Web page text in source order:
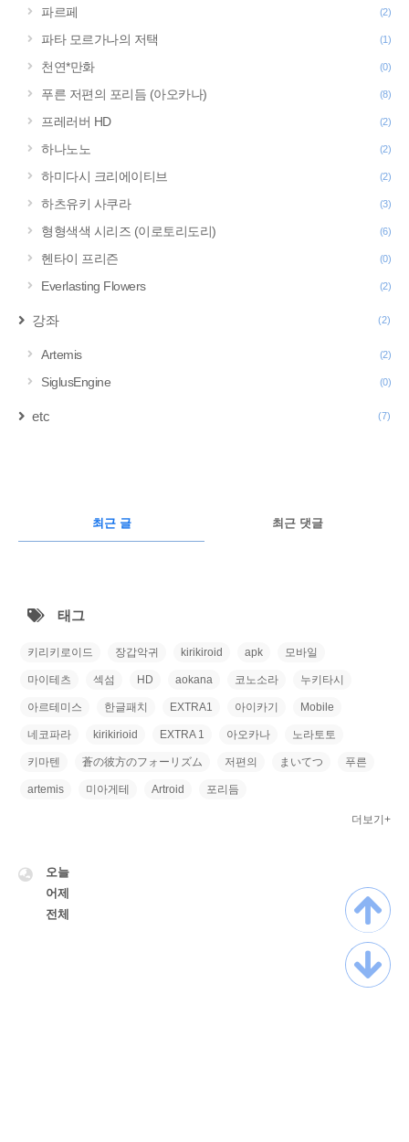
파르페 (2)
파타 모르가나의 저택 (1)
천연*만화 (0)
푸른 저편의 포리듬 (아오카나) (8)
프레러버 HD (2)
하나노노 (2)
하미다시 크리에이티브 (2)
하츠유키 사쿠라 (3)
형형색색 시리즈 (이로토리도리) (6)
헨타이 프리즌 (0)
Everlasting Flowers (2)
강좌 (2)
Artemis (2)
SiglusEngine (0)
etc (7)
최근 글 최근 댓글
글
태그
키리키로이드 장갑악귀 kirikiroid apk 모바일
마이테츠 섹섬 HD aokana 코노소라 누키타시
아르테미스 한글패치 EXTRA1 아이카기 Mobile
네코파라 kirikirioid EXTRA 1 아오카나 노라토토
키마텐 蒼の彼方のフォーリズム 저편의 まいてつ 푸른
artemis 미아게테 Artroid 포리듬
더보기+
VISITOR
오늘
어제
전체